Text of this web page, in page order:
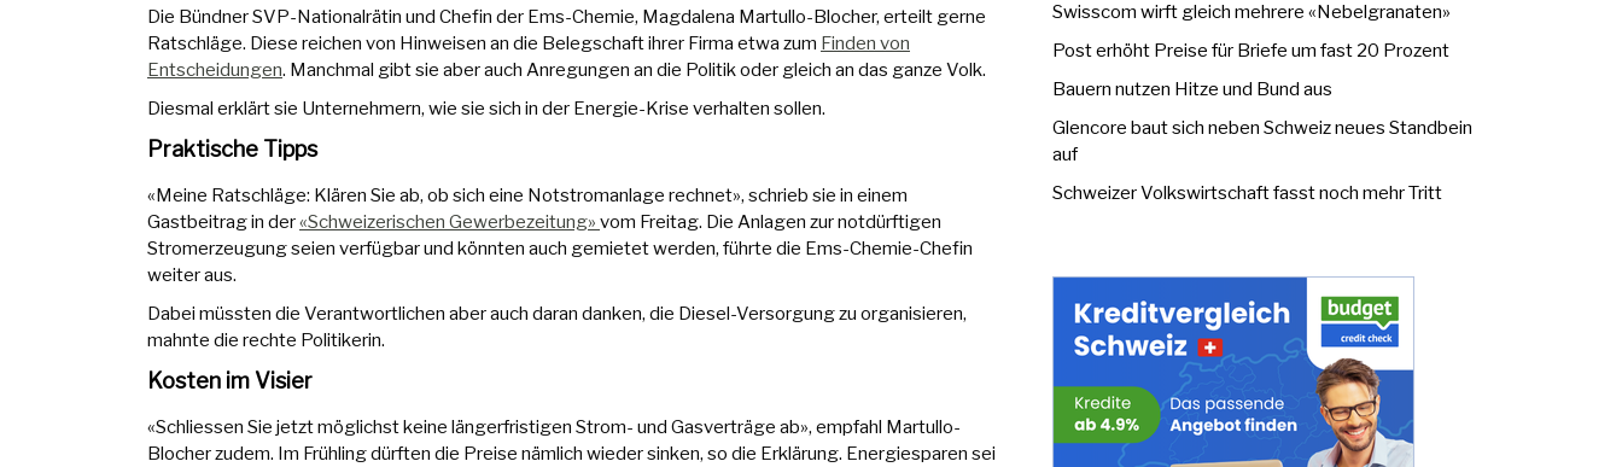
Die Bündner SVP-Nationalrätin und Chefin der Ems-Chemie, Magdalena Martullo-Blocher, erteilt gerne
Ratschläge. Diese reichen von Hinweisen an die Belegschaft ihrer Firma etwa zum Finden von
Entscheidungen. Manchmal gibt sie aber auch Anregungen an die Politik oder gleich an das ganze Volk.
Diesmal erklärt sie Unternehmern, wie sie sich in der Energie-Krise verhalten sollen.
Praktische Tipps
«Meine Ratschläge: Klären Sie ab, ob sich eine Notstromanlage rechnet», schrieb sie in einem
Gastbeitrag in der«Schweizerischen Gewerbezeitung» vom Freitag. Die Anlagen zur notdürftigen
Stromerzeugung seien verfügbar und könnten auch gemietet werden, führte die Ems-Chemie-Chefin
weiter aus.
Dabei müssten die Verantwortlichen aber auch daran danken, die Diesel-Versorgung zu organisieren,
mahnte die rechte Politikerin.
Kosten im Visier
«Schliessen Sie jetzt möglichst keine längerfristigen Strom- und Gasverträge ab», empfahl Martullo-
Blocher zudem. Im Frühling dürften die Preise nämlich wieder sinken, so die Erklärung. Energiesparen sei
Swisscom wirft gleich mehrere «Nebelgranaten»
Post erhöht Preise für Briefe um fast 20 Prozent
Bauern nutzen Hitze und Bund aus
Glencore baut sich neben Schweiz neues Standbein
auf
Schweizer Volkswirtschaft fasst noch mehr Tritt